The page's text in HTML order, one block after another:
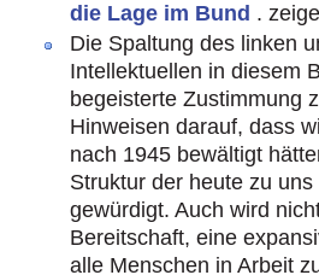
die Lage im Bund .
Die Spaltung des linken
Intellektuellen in diesem
begeisterte Zustimmung
Hinweisen darauf, dass
nach 1945 bewältigt
Struktur der heute zu
gewürdigt. Auch wird
Bereitschaft, eine
alle Menschen in Arbeit